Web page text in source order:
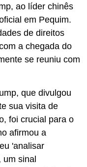
ao líder chinês
em Pequim.
de direitos
a chegada do
se reuniu com
que divulgou
sua visita de
foi crucial para o
afirmou a
'analisar
sinal